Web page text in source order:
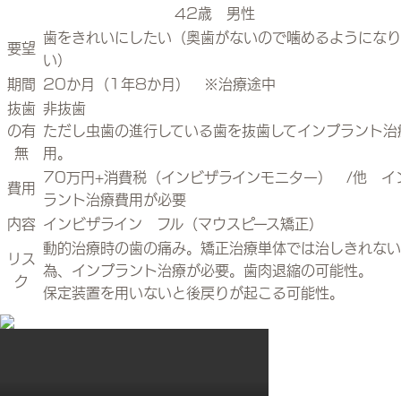
42歳 男性
要望 歯をきれいにしたい（奥歯がないので噛めるようにな
い）
期間 20か月（1年8か月） ※治療途中
抜歯
の有
無
非抜歯
ただし虫歯の進行している歯を抜歯してインプラント
用。
費用 70万円+消費税（インビザラインモニター） /他 イ
ラント治療費用が必要
内容 インビザライン フル（マウスピース矯正）
リス
ク
動的治療時の歯の痛み。矯正治療単体では治しきれない
為、インプラント治療が必要。歯肉退縮の可能性。
保定装置を用いないと後戻りが起こる可能性。